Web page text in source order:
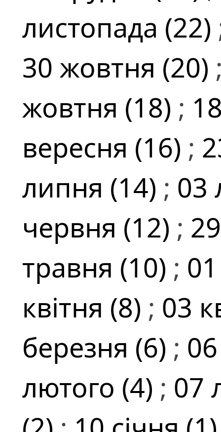
листопада (22)
30 жовтня (20)
жовтня (18) ;
вересня (16) ;
липня (14) ; 03
червня (12) ;
травня (10) ;
квітня (8) ; 03
березня (6) ;
лютого (4) ; 07